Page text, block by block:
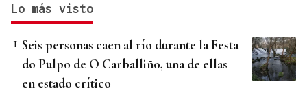
Lo más visto
Seis personas caen al río durante la Festa
do Pulpo de O Carballiño, una de ellas
en estado crítico